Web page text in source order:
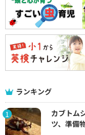
ランキング
1
カブトム
ツ、準備